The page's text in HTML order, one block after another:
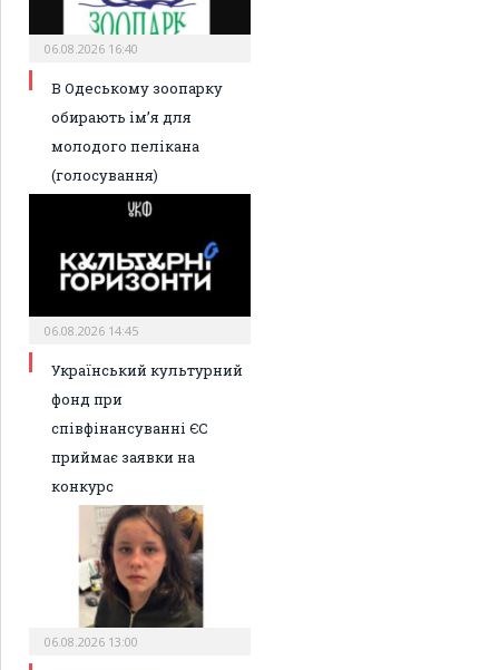
06.08.2026 16:40
В Одеському зоопарку
обирають ім’я для
молодого пелікана
(голосування)
06.08.2026 14:45
Український культурний
фонд при
співфінансуванні ЄС
приймає заявки на
конкурс
06.08.2026 13:00